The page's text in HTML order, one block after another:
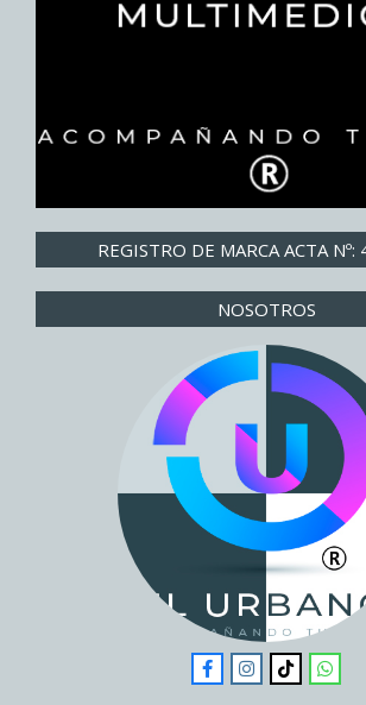
REGISTRO DE MARCA ACTA Nº:
NOSOTROS